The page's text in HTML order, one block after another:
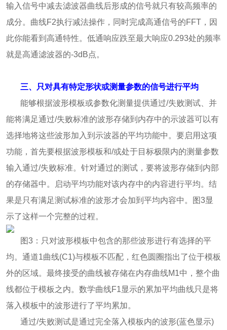
输入信号中减去滤波器曲线后形成的信号就只有较高频率的
成分。曲线F2执行减法操作，同时完成高通信号的FFT，因
此你能看到高通特性。低通响应跌至最大响应0.293处的频率
就是高通滤波器的-3dB点。
三、只对具有特定形状或测量参数的信号进行平均
能够根据波形模板或参数化测量提供通过/失败测试、并
能将满足通过/失败标准的波形存储到内存中的示波器可以有
选择地将这些波形加入到示波器的平均功能中。要启用这项
功能，首先要根据波形模板和/或处于目标极限内的测量参数
输入通过/失败标准。针对通过的测试，要将波形存储到内部
的存储器中。启动平均功能对该内存中的内容进行平均。结
果是只有满足测试标准的波形才会加到平均内容中。图3显
示了这样一个完整的过程。
图3：只对波形模板中包含的那些波形进行有选择的平
均。通道1曲线(C1)与模板不匹配，红色圆圈指出了位于模板
外的区域。最终接受的曲线被存储在内存曲线M1中，整个曲
线都位于模板之内。数学曲线F1显示的累加平均曲线只是将
落入模板中的波形进行了平均累加。
通过/失败测试是通过完全落入模板内的波形(蓝色显示)